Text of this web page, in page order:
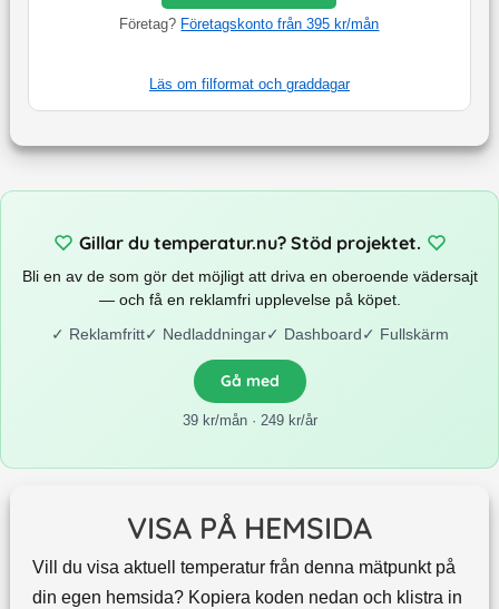
Företag? Företagskonto från 395 kr/mån
Läs om filformat och graddagar
Gillar du temperatur.nu? Stöd projektet.
Bli en av de som gör det möjligt att driva en oberoende vädersajt
— och få en reklamfri upplevelse på köpet.
✓ Reklamfritt✓ Nedladdningar✓ Dashboard✓ Fullskärm
Gå med
39 kr/mån · 249 kr/år
VISA PÅ HEMSIDA
Vill du visa aktuell temperatur från denna mätpunkt på
din egen hemsida? Kopiera koden nedan och klistra in